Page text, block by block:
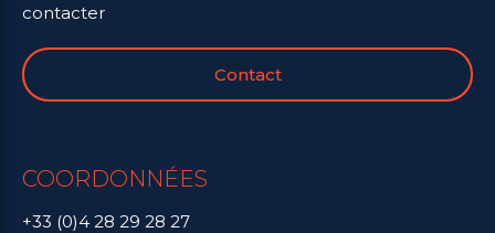
contacter
Contact
COORDONNÉES
+33 (0)4 28 29 28 27